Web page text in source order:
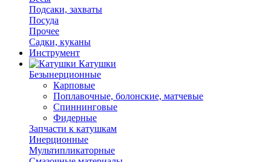
Подсаки, захваты
Посуда
Прочее
Садки, куканы
Инструмент
Катушки
Безынерционные
Карповые
Поплавочные, болонские, матчевые
Спиннинговые
Фидерные
Запчасти к катушкам
Инерционные
Мультипликаторные